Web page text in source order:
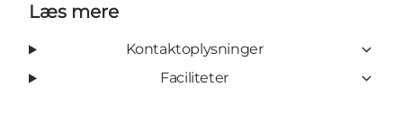
Læs mere
Kontaktoplysninger
Faciliteter